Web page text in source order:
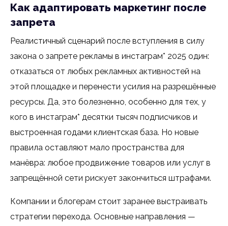
Как адаптировать маркетинг после
запрета
Реалистичный сценарий после вступления в силу
закона о запрете рекламы в инстаграм* 2025 один:
отказаться от любых рекламных активностей на
этой площадке и перенести усилия на разрешённые
ресурсы. Да, это болезненно, особенно для тех, у
кого в инстаграм* десятки тысяч подписчиков и
выстроенная годами клиентская база. Но новые
правила оставляют мало пространства для
манёвра: любое продвижение товаров или услуг в
запрещённой сети рискует закончиться штрафами.
Компании и блогерам стоит заранее выстраивать
стратегии перехода. Основные направления —